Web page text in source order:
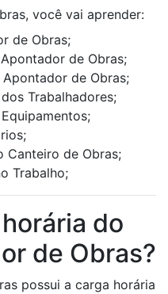
você vai aprender:
de Obras;
de Obras;
Apontador de Obras;
Trabalhadores;
Canteiro de Obras;
Trabalho;
do
de Obras?
possui a carga horária